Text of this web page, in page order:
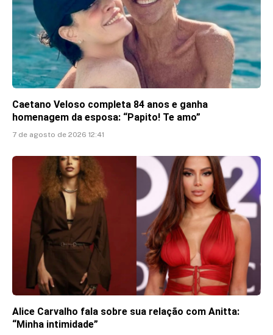
Caetano Veloso completa 84 anos e ganha
homenagem da esposa: “Papito! Te amo”
7 de agosto de 2026 12:41
Alice Carvalho fala sobre sua relação com Anitta:
“Minha intimidade”